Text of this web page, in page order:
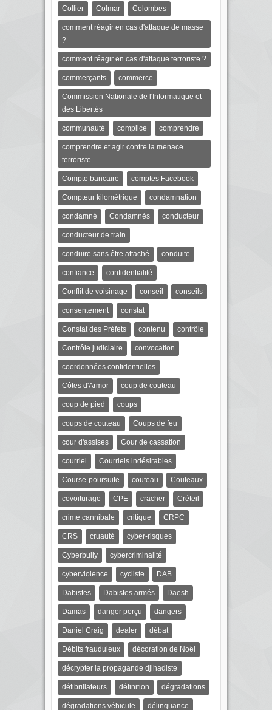
Collier Colmar Colombes
comment réagir en cas d'attaque de masse
?
comment réagir en cas d'attaque terroriste ?
commerçants commerce
Commission Nationale de l'Informatique et
des Libertés
communauté complice comprendre
comprendre et agir contre la menace
terroriste
Compte bancaire comptes Facebook
Compteur kilométrique condamnation
condamné Condamnés conducteur
conducteur de train
conduire sans être attaché conduite
confiance confidentialité
Conflit de voisinage conseil conseils
consentement constat
Constat des Préfets contenu contrôle
Contrôle judiciaire convocation
coordonnées confidentielles
Côtes d'Armor coup de couteau
coup de pied coups
coups de couteau Coups de feu
cour d'assises Cour de cassation
courriel Courriels indésirables
Course-poursuite couteau Couteaux
covoiturage CPE cracher Créteil
crime cannibale critique CRPC
CRS cruauté cyber-risques
Cyberbully cybercriminalité
cyberviolence cycliste DAB
Dabistes Dabistes armés Daesh
Damas danger perçu dangers
Daniel Craig dealer débat
Débits frauduleux décoration de Noël
décrypter la propagande djihadiste
défibrillateurs définition dégradations
dégradations véhicule délinquance